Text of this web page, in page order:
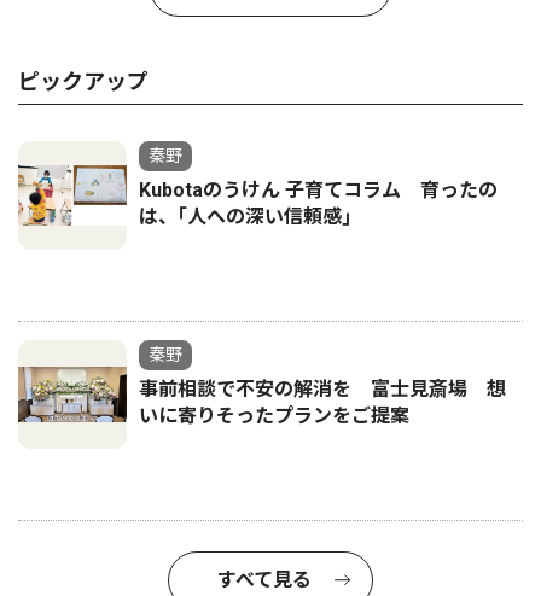
ピックアップ
秦野
Kubotaのうけん 子育てコラム 育ったの
は、｢人への深い信頼感｣
秦野
事前相談で不安の解消を 富士見斎場 想
いに寄りそったプランをご提案
すべて見る